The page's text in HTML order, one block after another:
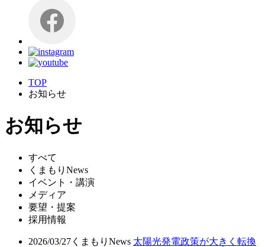
TOP
お知らせ
お知らせ
すべて
くまもりNews
イベント・講演
メディア
要望・提案
採用情報
2026/03/27 くまもりNews 太陽光発電政策が大きく転換